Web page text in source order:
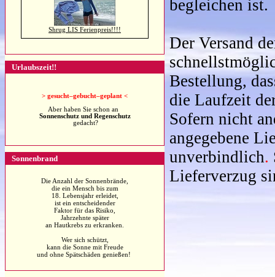
Shrug LIS Ferienpreis!!!!
Urlaubszeit!!
> gesucht–gebucht–geplant <
Aber haben Sie schon an
Sonnenschutz und Regenschutz
gedacht?
Sonnenbrand
Die Anzahl der Sonnenbrände,
die ein Mensch bis zum
18. Lebensjahr erleidet,
ist ein entscheidender
Faktor für das Risiko,
Jahrzehnte später
an Hautkrebs zu erkranken.
Wer sich schützt,
kann die Sonne mit Freude
und ohne Spätschäden genießen!
begleichen ist.
Der Versand
Bestellung,
die Laufzeit
Sofern nicht
angegebene
unverbindlich.
Lieferverzug